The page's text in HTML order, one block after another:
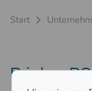
Start
Printec-